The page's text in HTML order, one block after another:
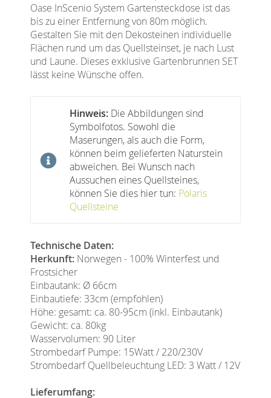
Oase InScenio System Gartensteckdose ist das
bis zu einer Entfernung von 80m möglich.
Gestalten Sie mit den Dekosteinen individuelle
Flächen rund um das Quellsteinset, je nach Lust
und Laune. Dieses exklusive Gartenbrunnen SET
lässt keine Wünsche offen.
Hinweis: Die Abbildungen sind
Symbolfotos. Sowohl die
Maserungen, als auch die Form,
können beim gelieferten Naturstein
abweichen. Bei Wunsch nach
Aussuchen eines Quellsteines,
können Sie dies hier tun: Polaris
Quellsteine
Technische Daten:
Herkunft: Norwegen - 100% Winterfest und
Frostsicher
Einbautank: Ø 66cm
Einbautiefe: 33cm (empfohlen)
Höhe: gesamt: ca. 80-95cm (inkl. Einbautank)
Gewicht: ca. 80kg
Wasservolumen: 90 Liter
Strombedarf Pumpe: 15Watt / 220/230V
Strombedarf Quellbeleuchtung LED: 3 Watt / 12V
Lieferumfang: